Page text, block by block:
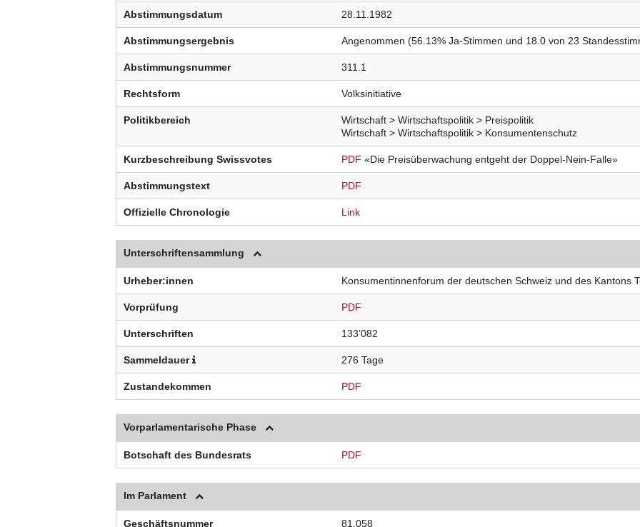
Abstimmungsdatum 28.11.1982
Abstimmungsergebnis Angenommen (56.13% Ja-Stimmen und 18.0 von 23
Abstimmungsnummer 311.1
Rechtsform Volksinitiative
Politikbereich
Wirtschaft > Wirtschaftspolitik > Preispolitik
Wirtschaft > Wirtschaftspolitik > Konsumentenschutz
Kurzbeschreibung Swissvotes PDF «Die Preisüberwachung entgeht der Doppel-Nein-Falle»
Abstimmungstext PDF
Offizielle Chronologie Link
Unterschriftensammlung
Urheber:innen Konsumentinnenforum der deutschen Schweiz und des Kantons
Vorprüfung PDF
Unterschriften 133’082
Sammeldauer 276 Tage
Zustandekommen PDF
Vorparlamentarische Phase
Botschaft des Bundesrats PDF
Im Parlament
Geschäftsnummer 81.058